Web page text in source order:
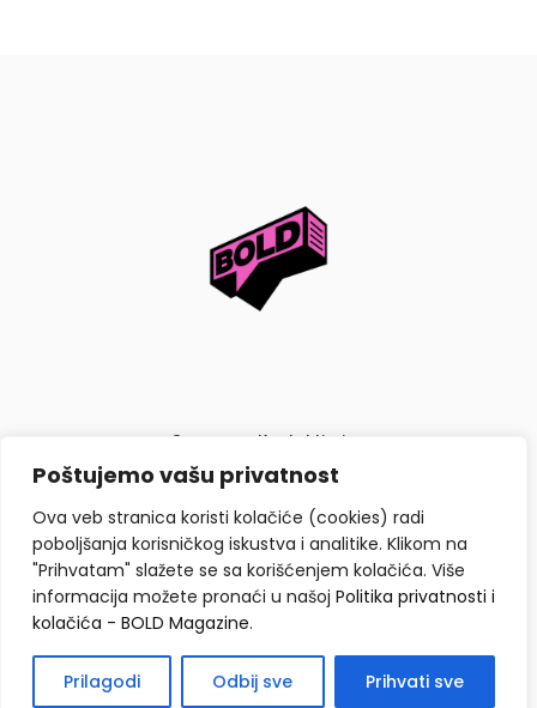
Poštujemo vašu privatnost
Ova veb stranica koristi kolačiće (cookies) radi
poboljšanja korisničkog iskustva i analitike. Klikom na
"Prihvatam" slažete se sa korišćenjem kolačića. Više
informacija možete pronaći u našoj Politika privatnosti i
kolačića - BOLD Magazine.
Prilagodi Odbij sve Prihvati sve
O nama Kontaktiraj nas
Politika privatnosti i kolačića
Copyright © BOLD Magazine 2026. Sva prava zadržana.